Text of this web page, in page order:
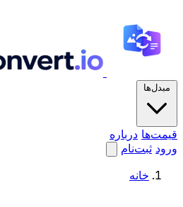
مبدل‌ها
قیمت‌ها درباره
ورود ثبت‌نام
خانه